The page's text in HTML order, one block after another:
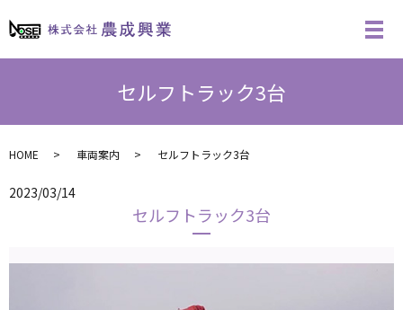
セルフトラック3台
HOME 車両案内 セルフトラック3台
2023/03/14
セルフトラック3台